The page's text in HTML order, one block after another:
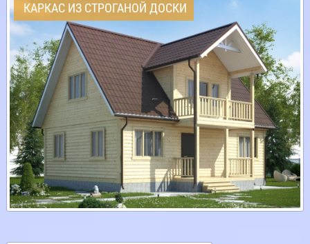
КАРКАС ИЗ СТРОГАНОЙ ДОСКИ